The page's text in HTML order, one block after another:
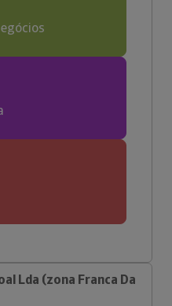
Lda (zona Franca Da